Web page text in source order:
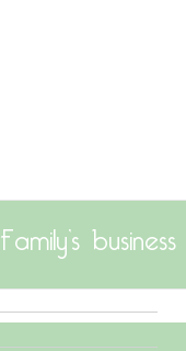
Family’s business